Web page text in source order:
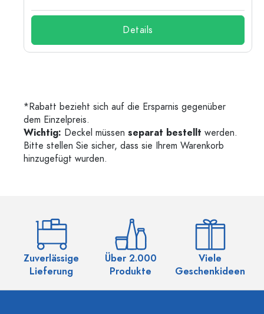
Details
*Rabatt bezieht sich auf die Ersparnis gegenüber
dem Einzelpreis.
Wichtig: Deckel müssen separat bestellt werden.
Bitte stellen Sie sicher, dass sie Ihrem Warenkorb
hinzugefügt wurden.
Zuverlässige
Lieferung
Über 2.000
Produkte
Viele
Geschenkideen